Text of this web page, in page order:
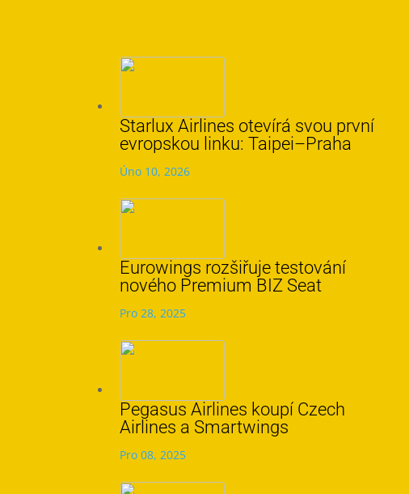
Starlux Airlines otevírá svou první
evropskou linku: Taipei–Praha
Úno 10, 2026
Eurowings rozšiřuje testování
nového Premium BIZ Seat
Pro 28, 2025
Pegasus Airlines koupí Czech
Airlines a Smartwings
Pro 08, 2025